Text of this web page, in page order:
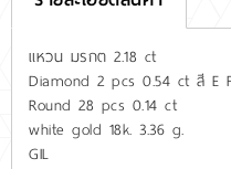
แหวน มรกต 2.18 ct
Diamond 2 pcs 0.54 ct สี E
Round 28 pcs 0.14 ct
white gold 18k. 3.36 g.
GIL